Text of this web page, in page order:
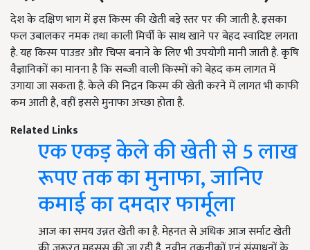
देश के दक्षिण भाग में इस किस्म की खेती बड़े स्तर पर की जाती है. इसका
फल उबालकर नमक तथा काली मिर्ची के साथ खाने पर बेहद स्वादिष्ट लगता
है. यह किस्म पाउडर और चिप्स बनाने के लिए भी उपयोगी मानी जाती है. कृषि
वैज्ञानिकों का मानना है कि सब्जी वाली किस्मों को बेहद कम लागत में
उगाया जा सकता है. केले की निद्रन किस्म की खेती करने में लागत भी काफी
कम आती है, वहीं इससे मुनाफा अच्छा होता है.
Related Links
एक एकड़ केले की खेती से 5 लाख
रूपए तक का मुनाफा, जानिए
कमाई का दमदार फार्मूला
आज का समय उन्नत खेती का है. मेहनत से अधिक आज सर्माट खेती